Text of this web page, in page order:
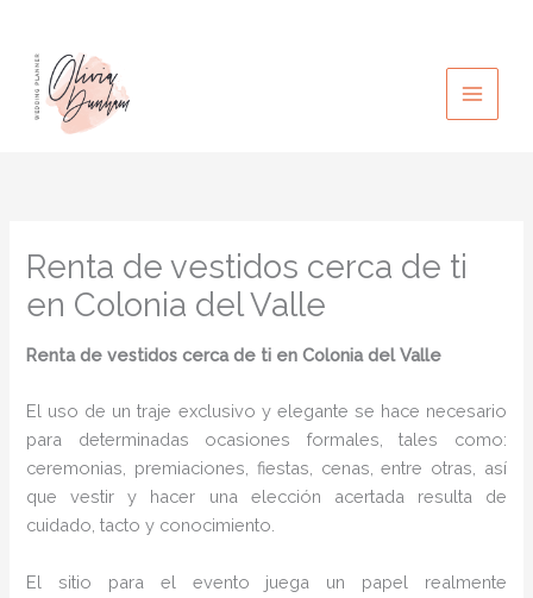
contenido
Renta de vestidos cerca de ti
en Colonia del Valle
Renta de vestidos cerca de ti en Colonia del Valle
El uso de un traje exclusivo y elegante se hace necesario
para determinadas ocasiones formales, tales como:
ceremonias, premiaciones, fiestas, cenas, entre otras, así
que vestir y hacer una elección acertada resulta de
cuidado, tacto y conocimiento.
El sitio para el evento juega un papel realmente